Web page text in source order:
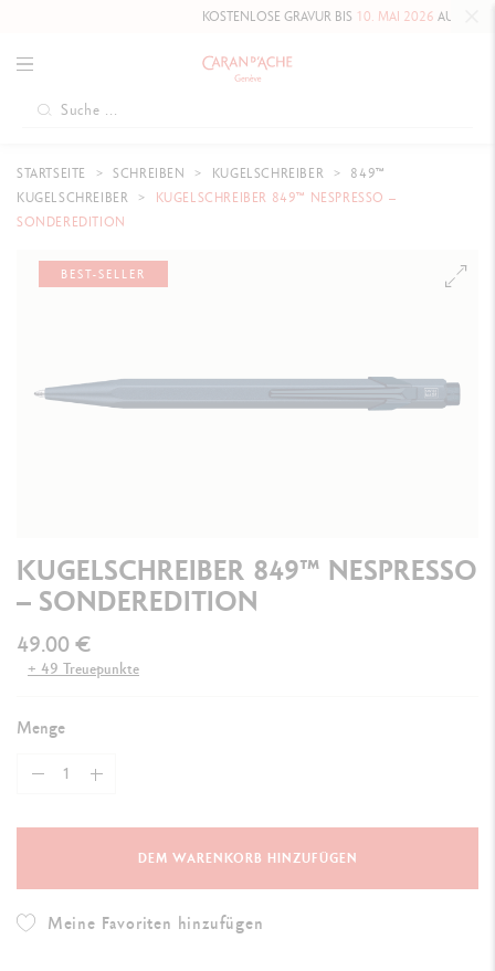
KOSTENLOSE GRAVUR BIS10. MAI 2026AUF DIE
STARTSEITE SCHREIBEN KUGELSCHREIBER
849™
KUGELSCHREIBER
KUGELSCHREIBER 849™ NESPRESSO –
SONDEREDITION
BEST-SELLER
KUGELSCHREIBER 849™ NESPRESSO
– SONDEREDITION
49.00 €
+ 49 Treuepunkte
Menge
DEM WARENKORB HINZUFÜGEN
Meine Favoriten hinzufügen